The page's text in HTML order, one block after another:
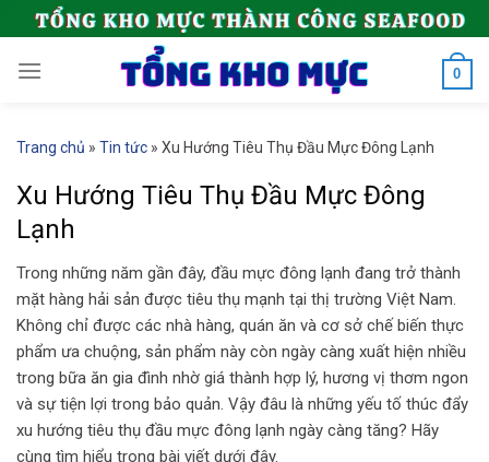
to
content
0
Trang chủ » Tin tức » Xu Hướng Tiêu Thụ Đầu Mực Đông Lạnh
Xu Hướng Tiêu Thụ Đầu Mực Đông
Lạnh
Trong những năm gần đây, đầu mực đông lạnh đang trở thành
mặt hàng hải sản được tiêu thụ mạnh tại thị trường Việt Nam.
Không chỉ được các nhà hàng, quán ăn và cơ sở chế biến thực
phẩm ưa chuộng, sản phẩm này còn ngày càng xuất hiện nhiều
trong bữa ăn gia đình nhờ giá thành hợp lý, hương vị thơm ngon
và sự tiện lợi trong bảo quản. Vậy đâu là những yếu tố thúc đẩy
xu hướng tiêu thụ đầu mực đông lạnh ngày càng tăng? Hãy
cùng tìm hiểu trong bài viết dưới đây.